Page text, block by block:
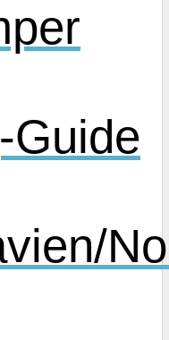
Die
Optionen
der
Produktseite
Guide